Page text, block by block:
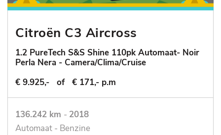
Citroën C3 Aircross
1.2 PureTech S&S Shine 110pk Automaat- Noir
Perla Nera - Camera/Clima/Cruise
€ 9.925,-
of € 171,- p.m
136.242 km - 2018
Automaat - Benzine